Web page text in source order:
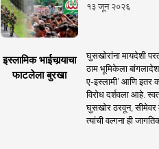
१३ जून २०२६
इस्लामिक भाईचार्‍याचा
फाटलेला बुरखा
घुसखोरांना मायदेशी
ठाम भूमिकेला
ए-इस्लामी’ आणि इतर
विरोध दर्शवला आहे.
घुसखोर ठरवून, सीमेवर
त्यांची वल्गना ही जागतिक